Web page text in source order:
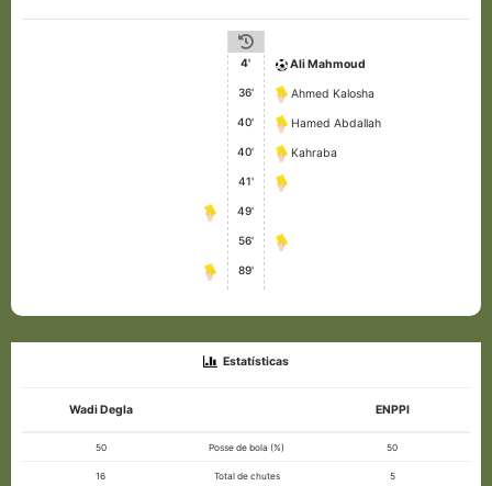
4' Ali Mahmoud
36' Ahmed Kalosha
40' Hamed Abdallah
40' Kahraba
41'
49'
56'
89'
Estatísticas
Wadi Degla ENPPI
50 Posse de bola (%) 50
16 Total de chutes 5